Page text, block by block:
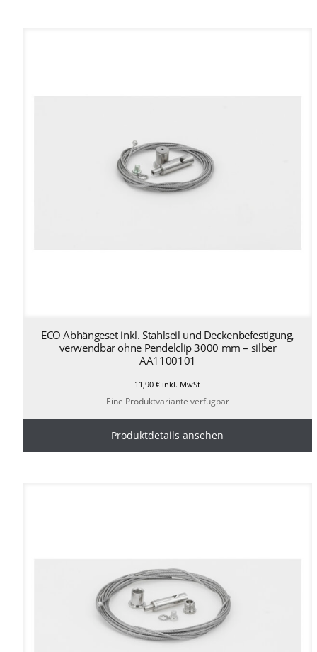
ECO Abhängeset inkl. Stahlseil und Deckenbefestigung,
verwendbar ohne Pendelclip 3000 mm – silber
AA1100101
11,90€ inkl. MwSt
Eine Produktvariante verfügbar
Produktdetails ansehen